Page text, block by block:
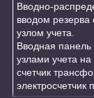
Вводно-
вводом резерва
узлом учета.
Вводная
узлами учета
счетчик
электросчетчик